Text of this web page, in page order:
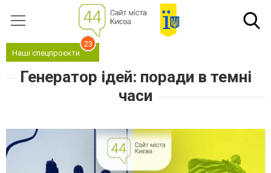
Наші спецпроєкти
23
Генератор ідей: поради в темні
часи